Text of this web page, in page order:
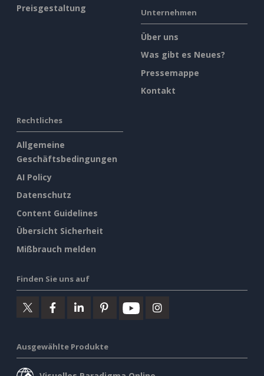
Preisgestaltung
Unternehmen
Über uns
Was gibt es Neues?
Pressemappe
Kontakt
Rechtliches
Allgemeine
Geschäftsbedingungen
AI Policy
Datenschutz
Content Guidelines
Übersicht Sicherheit
Mißbrauch melden
Finden Sie uns auf
Ausgewählte Produkte